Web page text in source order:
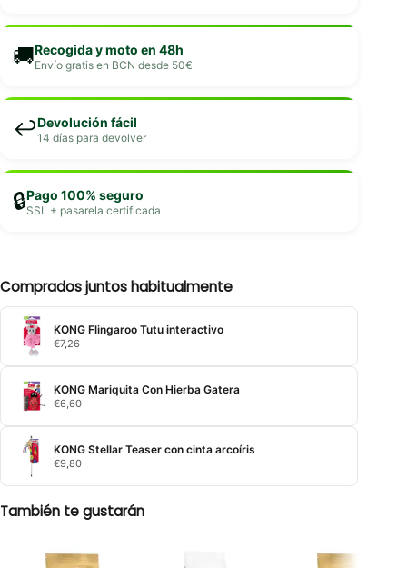
🚚Recogida y moto en 48h
Envío gratis en BCN desde 50€
↩️Devolución fácil
14 días para devolver
🔒Pago 100% seguro
SSL + pasarela certificada
Comprados juntos habitualmente
KONG Flingaroo Tutu interactivo
€7,26
KONG Mariquita Con Hierba Gatera
€6,60
KONG Stellar Teaser con cinta arcoíris
€9,80
También te gustarán